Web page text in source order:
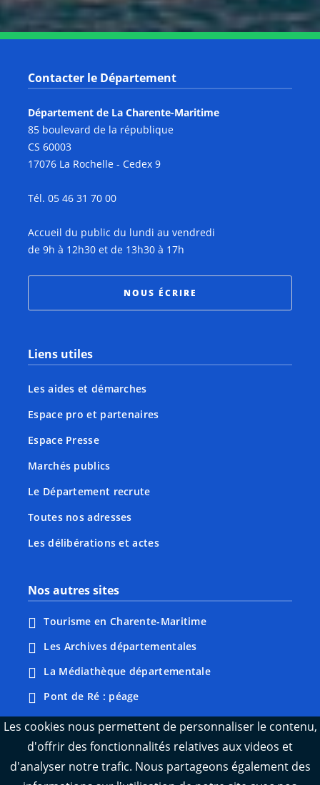
Contacter le Département
Département de La Charente-Maritime
85 boulevard de la république
CS 60003
17076 La Rochelle - Cedex 9
Tél. 05 46 31 70 00
Accueil du public du lundi au vendredi
de 9h à 12h30 et de 13h30 à 17h
NOUS ÉCRIRE
Liens utiles
Les aides et démarches
Espace pro et partenaires
Espace Presse
Marchés publics
Le Département recrute
Toutes nos adresses
Les délibérations et actes
Nos autres sites
Tourisme en Charente-Maritime
Les Archives départementales
La Médiathèque départementale
Pont de Ré : péage
Webcams : Ré info trafic
Webcams : Oléron info trafic
Manger 17
Les cookies nous permettent de personnaliser le contenu,
d'offrir des fonctionnalités relatives aux videos et
d'analyser notre trafic. Nous partageons également des